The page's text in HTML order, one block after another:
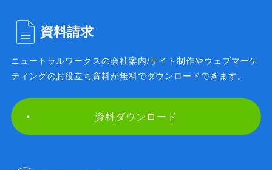
資料請求
ニュートラルワークスの会社案内/サイト制作やウェブマーケ
ティングのお役立ち資料が無料でダウンロードできます。
資料ダウンロード